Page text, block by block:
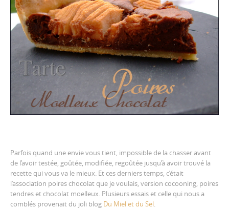
Parfois quand une envie vous tient, impossible de la chasser avant
de l’avoir testée, goûtée, modifiée, regoûtée jusqu’à avoir trouvé la
recette qui vous va le mieux. Et ces derniers temps, c’était
l’association poires chocolat que je voulais, version cocooning, poires
tendres et chocolat moelleux. Plusieurs essais et celle qui nous a
comblés provenait du joli blog Du Miel et du Sel